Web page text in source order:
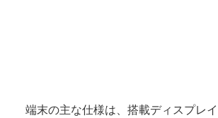
端末の主な仕様は、搭載ディスプレ